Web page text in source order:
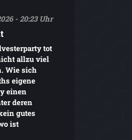
- 20:23 Uhr
tot
allzu viel
Wie sich
eigene
einen
deren
gutes
ist